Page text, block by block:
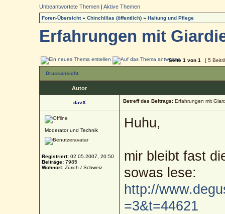
Unbeantwortete Themen |Aktive Themen
Foren-Übersicht»Chinchillas (öffentlich) »Haltung und Pflege
Erfahrungen mit
Seite1 von1 [ 5
Druckansicht
Autor
davX Betreff des Beitrags: Erfahrungen mit
Moderator und Technik
Registriert: 02.05.2007, 20:50
Beiträge: 7985
Wohnort: Zürich / Schweiz
Huhu,
mir bleibt fast
sowas lese:
http://
=3&t=44621